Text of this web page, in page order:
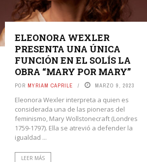
ELEONORA WEXLER
PRESENTA UNA ÚNICA
FUNCIÓN EN EL SOLÍS LA
OBRA “MARY POR MARY”
POR MYRIAM CAPRILE MARZO 9, 2023
Eleonora Wexler interpreta a quien es
considerada una de las pioneras del
feminismo, Mary Wollstonecraft (Londres
1759-1797). Ella se atrevió a defender la
igualdad ...
LEER MÁS